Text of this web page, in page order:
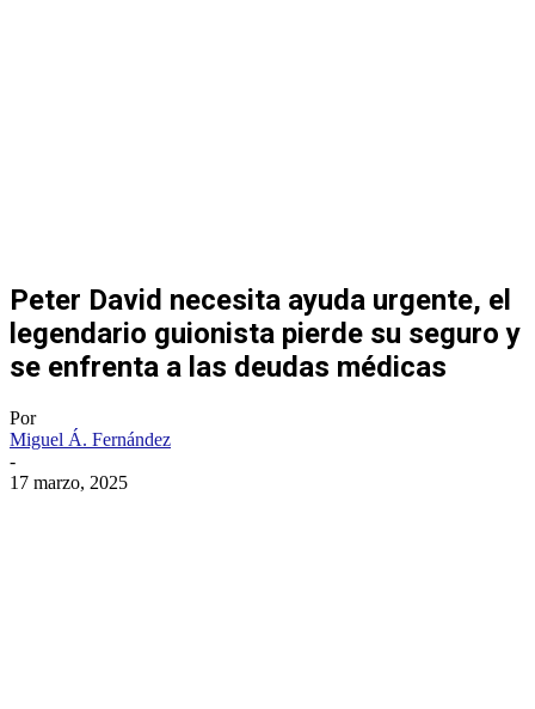
Peter David necesita ayuda urgente, el
legendario guionista pierde su seguro y
se enfrenta a las deudas médicas
Por
Miguel Á. Fernández
-
17 marzo, 2025